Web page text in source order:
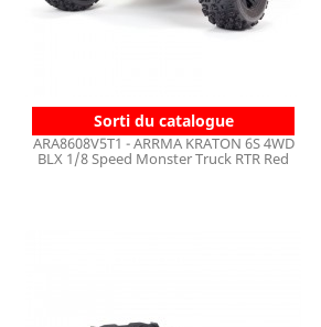
Sorti du catalogue
ARA8608V5T1 - ARRMA KRATON 6S 4WD
BLX 1/8 Speed Monster Truck RTR Red